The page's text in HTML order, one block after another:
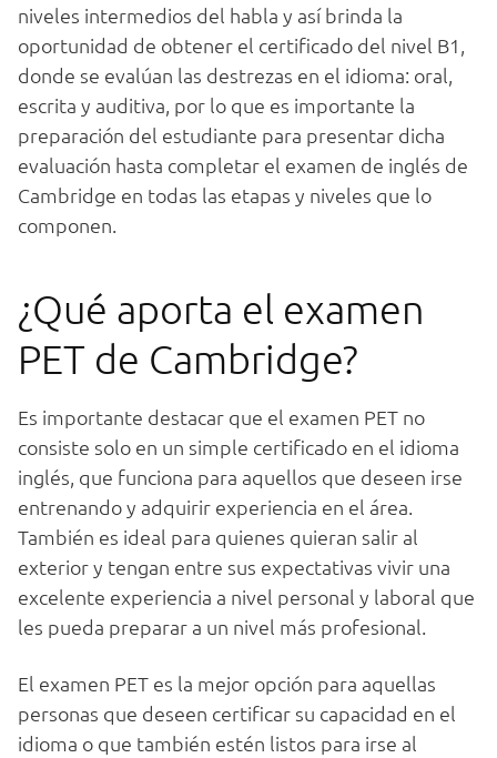
niveles intermedios del habla y así brinda la
oportunidad de obtener el certificado del nivel B1,
donde se evalúan las destrezas en el idioma: oral,
escrita y auditiva, por lo que es importante la
preparación del estudiante para presentar dicha
evaluación hasta completar el examen de inglés de
Cambridge en todas las etapas y niveles que lo
componen.
¿Qué aporta el examen
PET de Cambridge?
Es importante destacar que el examen PET no
consiste solo en un simple certificado en el idioma
inglés, que funciona para aquellos que deseen irse
entrenando y adquirir experiencia en el área.
También es ideal para quienes quieran salir al
exterior y tengan entre sus expectativas vivir una
excelente experiencia a nivel personal y laboral que
les pueda preparar a un nivel más profesional.
El examen PET es la mejor opción para aquellas
personas que deseen certificar su capacidad en el
idioma o que también estén listos para irse al